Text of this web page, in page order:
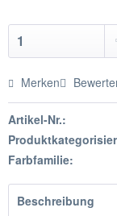
Merken
Artikel-Nr.:
Farbfamilie:
Beschreibung